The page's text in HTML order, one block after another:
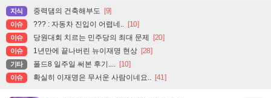
지식 중력댐의 건축해부도 [9]
이슈 ??? : 자동차 진입이 어렵네.. [10]
이슈 당원대회 치르는 민주당의 최대 문제 [20]
이슈 1년만에 끝나버린 뉴이재명 현상 [28]
기타 폴드8 일주일 써본 후기.... [10]
이슈 확실히 이재명은 무서운 사람이네요.. [41]